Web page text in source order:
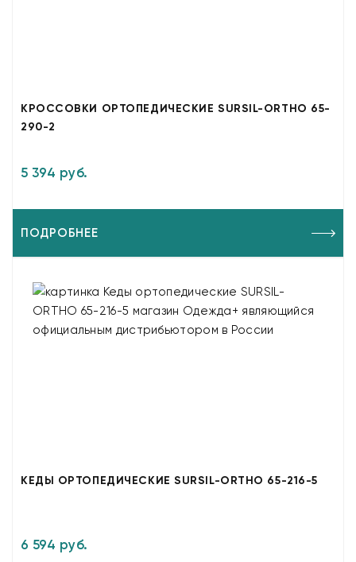
КРОССОВКИ ОРТОПЕДИЧЕСКИЕ SURSIL-ORTHO 65-
290-2
5 394 руб.
ПОДРОБНЕЕ
КЕДЫ ОРТОПЕДИЧЕСКИЕ SURSIL-ORTHO 65-216-5
6 594 руб.